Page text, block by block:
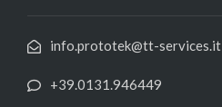
info.prototek@tt-services.it
+39.0131.946449